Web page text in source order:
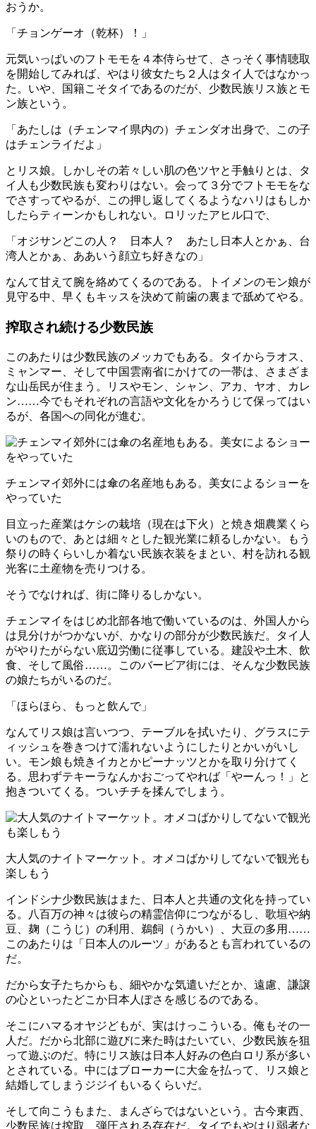
おうか。
「チョンゲーオ（乾杯）！」
元気いっぱいのフトモモを４本侍らせて、さっそく事情聴取
を開始してみれば、やはり彼女たち２人はタイ人ではなかっ
た。いや、国籍こそタイであるのだが、少数民族リス族とモ
ン族という。
「あたしは（チェンマイ県内の）チェンダオ出身で、この子
はチェンライだよ」
とリス娘。しかしその若々しい肌の色ツヤと手触りとは、タ
イ人も少数民族も変わりはない。会って３分でフトモモをな
でさすってやるが、この押し返してくるようなハリはもしか
したらティーンかもしれない。ロリッたアヒル口で、
「オジサンどこの人？ 日本人？ あたし日本人とかぁ、台
湾人とかぁ、ああいう顔立ち好きなの」
なんて甘えて腕を絡めてくるのである。トイメンのモン娘が
見守る中、早くもキッスを決めて前歯の裏まで舐めてやる。
搾取され続ける少数民族
このあたりは少数民族のメッカでもある。タイからラオス、
ミャンマー、そして中国雲南省にかけての一帯は、さまざま
な山岳民が住まう。リスやモン、シャン、アカ、ヤオ、カレ
ン……今でもそれぞれの言語や文化をかろうじて保ってはい
るが、各国への同化が進む。
チェンマイ郊外には傘の名産地もある。美女によるショーを
やっていた
目立った産業はケシの栽培（現在は下火）と焼き畑農業くら
いのもので、あとは細々とした観光業に頼るしかない。もう
祭りの時くらいしか着ない民族衣装をまとい、村を訪れる観
光客に土産物を売りつける。
そうでなければ、街に降りるしかない。
チェンマイをはじめ北部各地で働いているのは、外国人から
は見分けがつかないが、かなりの部分が少数民族だ。タイ人
がやりたがらない底辺労働に従事している。建設や土木、飲
食、そして風俗……。このバービア街には、そんな少数民族
の娘たちがいるのだ。
「ほらほら、もっと飲んで」
なんてリス娘は言いつつ、テーブルを拭いたり、グラスにテ
ィッシュを巻きつけて濡れないようにしたりとかいがいし
い。モン娘も焼きイカとかピーナッツとかを取り分けてく
る。思わずテキーラなんかおごってやれば「やーんっ！」と
抱きついてくる。ついチチを揉んでしまう。
大人気のナイトマーケット。オメコばかりしてないで観光も
楽しもう
インドシナ少数民族はまた、日本人と共通の文化を持ってい
る。八百万の神々は彼らの精霊信仰につながるし、歌垣や納
豆、麹（こうじ）の利用、鵜飼（うかい）、大豆の多用……
このあたりは「日本人のルーツ」があるとも言われているの
だ。
だから女子たちからも、細やかな気遣いだとか、遠慮、謙譲
の心といったどこか日本人ぽさを感じるのである。
そこにハマるオヤジどもが、実はけっこういる。俺もその一
人だ。だから北部に遊びに来た時はたいてい、少数民族を狙
って遊ぶのだ。特にリス族は日本人好みの色白ロリ系が多い
とされている。中にはブローカーに大金を払って、リス娘と
結婚してしまうジジイもいるくらいだ。
そして向こうもまた、まんざらではないという。古今東西、
少数民族は搾取、弾圧される存在だ。タイでもやはり弱者な